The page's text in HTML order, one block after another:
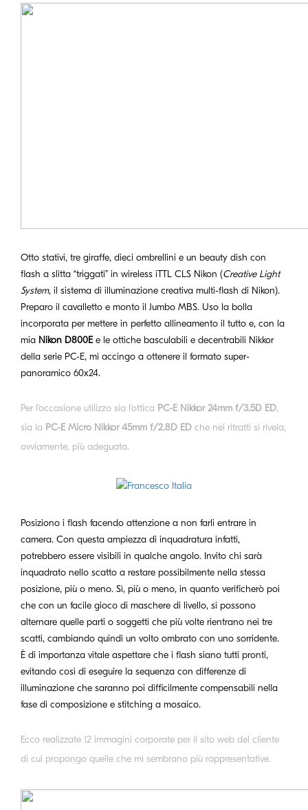
Otto stativi, tre giraffe, dieci ombrellini e un beauty dish con
flash a slitta “triggati” in wireless iTTL CLS Nikon (Creative Light
System, il sistema di illuminazione creativa multi-flash di Nikon).
Preparo il cavalletto e monto il Jumbo MBS. Uso la bolla
incorporata per mettere in perfetto allineamento il tutto e, con la
mia Nikon D800Ee le ottiche basculabili e decentrabili Nikkor
della serie PC-E, mi accingo a ottenere il formato super-
panoramico 60x24.
Per l’occasione utilizzo sia l'ottica PC-E Nikkor 24mm f/3.5D ED,
sia la PC-E Micro Nikkor 45mm f/2.8D ED che nei ritratti si rivela,
ovviamente, più adeguata.
Posiziono i flash facendo attenzione a non farli entrare in
camera. Con questa ampiezza di inquadratura infatti,
potrebbero essere visibili in qualche angolo. Invito chi sarà
inquadrato nello scatto a restare possibilmente nella stessa
posizione, più o meno. Sì, più o meno, in quanto verificherò poi
che con un facile gioco di maschere di livello, si possono
alternare quelle parti o soggetti che più volte rientrano nei tre
scatti, cambiando quindi un volto ombrato con uno sorridente.
È di importanza vitale aspettare che i flash siano tutti pronti,
evitando così di eseguire la sequenza con differenze di
illuminazione che saranno poi difficilmente compensabili nella
fase di composizione e stitching a mosaico.
Ecco realizzate 12 immagini corporate per il sito web del cliente
di cui propongo quelle che mi sembrano più rappresentative.